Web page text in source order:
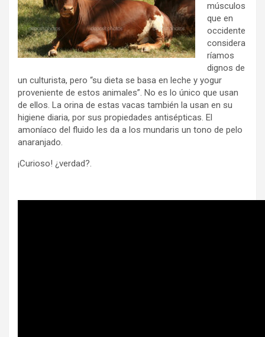
músculos
que en
occidente
considera
ríamos
dignos de
un culturista, pero “su dieta se basa en leche y yogur
proveniente de estos animales”. No es lo único que usan
de ellos. La orina de estas vacas también la usan en su
higiene diaria, por sus propiedades antisépticas. El
amoníaco del fluido les da a los mundaris un tono de pelo
anaranjado.
¡Curioso! ¿verdad?.